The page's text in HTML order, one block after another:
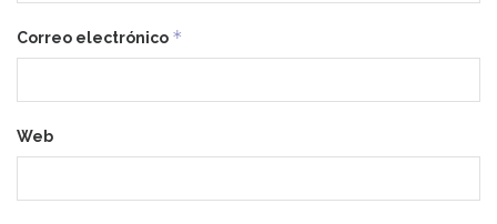
Correo electrónico *
Web